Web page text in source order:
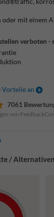
oder mit einem
verboten
Vorteile an
7061
von
/ Alternativen